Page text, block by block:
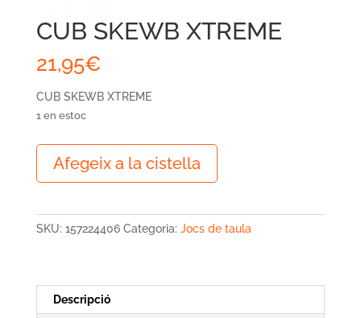
CUB SKEWB XTREME
21,95€
CUB SKEWB XTREME
1 en estoc
XTREME
Afegeix a la cistella
SKU: 157224406 Categoria: Jocs de taula
Descripció